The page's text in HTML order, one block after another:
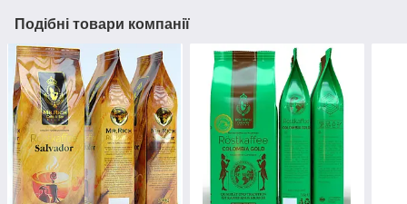
Подібні товари компанії